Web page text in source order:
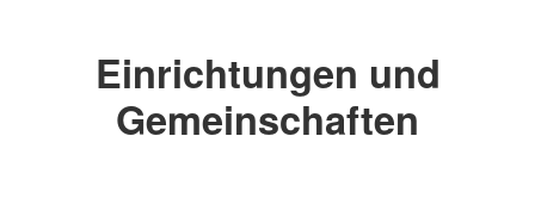
Einrichtungen und
Gemeinschaften